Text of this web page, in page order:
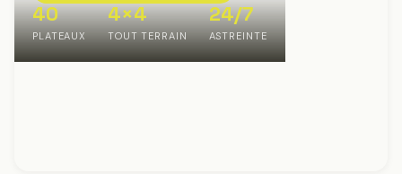
40
PLATEAUX
4×4
TOUT TERRAIN
24/7
ASTREINTE